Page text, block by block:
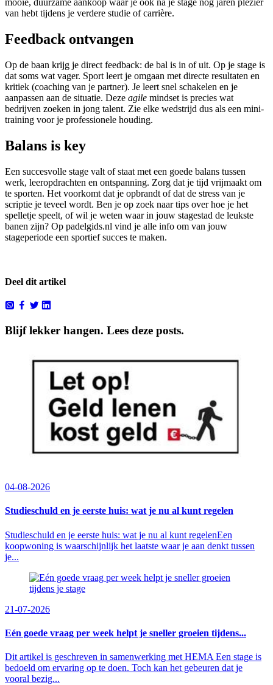
mooie, duurzame aankoop waar je ook na je stage nog jaren plezier
van hebt tijdens je verdere studie of carrière.
Feedback ontvangen
Op de baan krijg je direct feedback: de bal is in of uit. Op je stage is
dat soms wat vager. Sport leert je omgaan met directe resultaten en
kritiek (coaching van je partner). Je leert snel schakelen en je
aanpassen aan de situatie. Deze agile mindset is precies wat
bedrijven zoeken in jong talent. Zie elke wedstrijd dus als een mini-
training voor je professionele houding.
Balans is key
Een succesvolle stage valt of staat met een goede balans tussen
werk, leeropdrachten en ontspanning. Zorg dat je tijd vrijmaakt om
te sporten. Het voorkomt dat je opbrandt of dat de stress van je
scriptie je teveel wordt. Ben je op zoek naar tips over hoe je het
spelletje speelt, of wil je weten waar in jouw stagestad de leukste
banen zijn? Op padelgids.nl vind je alle info om van jouw
stageperiode een sportief succes te maken.
Deel dit artikel
Blijf lekker hangen. Lees deze posts.
04-08-2026
Studieschuld en je eerste huis: wat je nu al kunt regelen
Studieschuld en je eerste huis: wat je nu al kunt regelenEen
koopwoning is waarschijnlijk het laatste waar je aan denkt tussen
je...
21-07-2026
Eén goede vraag per week helpt je sneller groeien tijdens...
Dit artikel is geschreven in samenwerking met HEMA Een stage is
bedoeld om ervaring op te doen. Toch kan het gebeuren dat je
vooral bezig...